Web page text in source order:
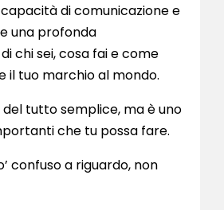
di comunicazione e
una profonda
chi sei, cosa fai e come
il tuo marchio al mondo.
del tutto semplice, ma è uno
che tu possa fare.
confuso a riguardo, non